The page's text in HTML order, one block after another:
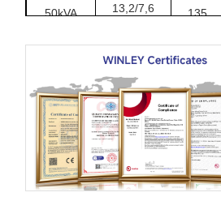
13,2/7,6
veya
50kVA 135
75kVA 190
167kVA 435
250kVA 550